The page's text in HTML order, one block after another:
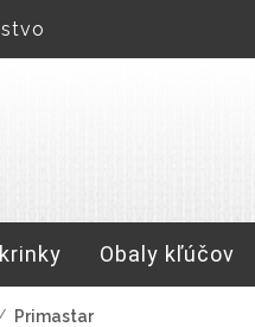
Obaly kľúčov
Primastar